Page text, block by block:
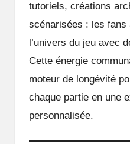
tutoriels, créations
scénarisées : les fans
l’univers du jeu avec
Cette énergie
moteur de longévité
chaque partie en une
personnalisée.